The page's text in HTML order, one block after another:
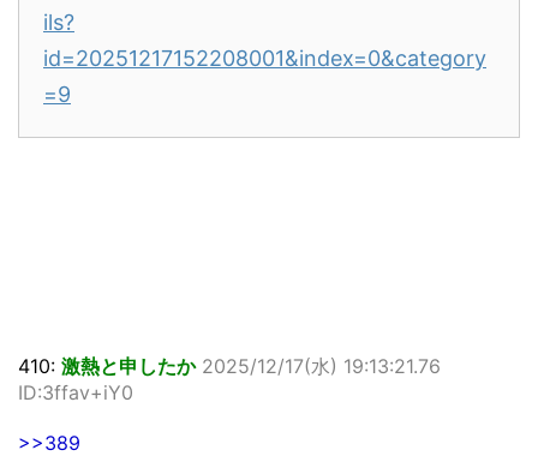
ils?
id=20251217152208001&index=0&category
=9
410: 激熱と申したか 2025/12/17(水) 19:13:21.76
ID:3ffav+iY0
>>389